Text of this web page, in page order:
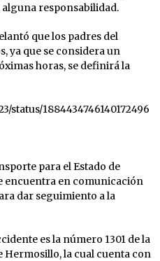
responsabilidad.
que los padres del
ya que se considera un
horas, se definirá la
status/1884434746140172496
para el Estado de
encuentra en comunicación
dar seguimiento a la
es la número 1301 de la
la cual cuenta con